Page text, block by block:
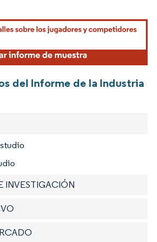
uso requiere atribución según CC BY 4.0.
del Informe de la Industria
INVESTIGACIÓN